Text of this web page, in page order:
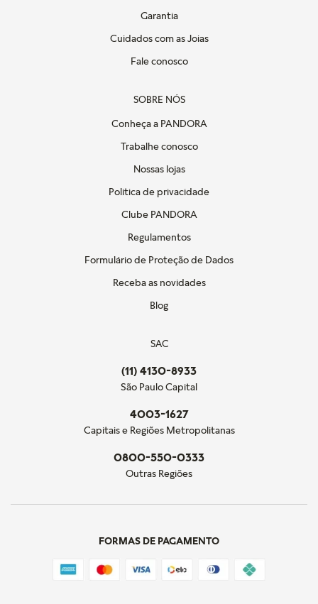
Garantia
Cuidados com as Joias
Fale conosco
SOBRE NÓS
Conheça a PANDORA
Trabalhe conosco
Nossas lojas
Politica de privacidade
Clube PANDORA
Regulamentos
Formulário de Proteção de Dados
Receba as novidades
Blog
SAC
(11) 4130-8933
São Paulo Capital
4003-1627
Capitais e Regiões Metropolitanas
0800-550-0333
Outras Regiões
FORMAS DE PAGAMENTO